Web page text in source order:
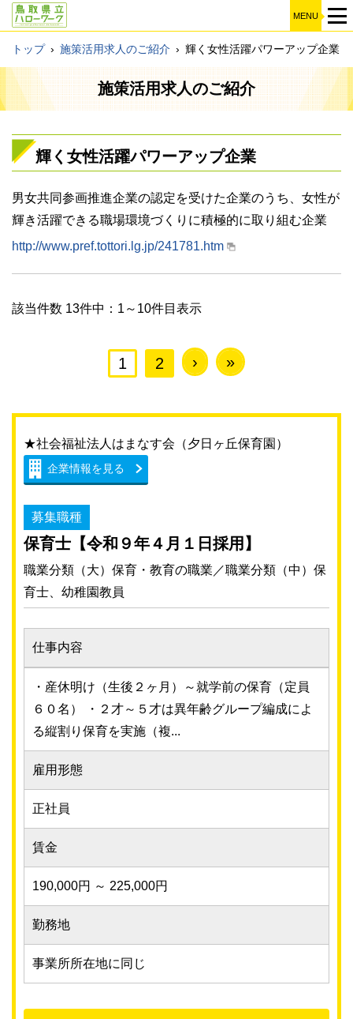
MENU
トップ › 施策活用求人のご紹介 › 輝く女性活躍パワーアップ企業
施策活用求人のご紹介
輝く女性活躍パワーアップ企業
男女共同参画推進企業の認定を受けた企業のうち、女性が
輝き活躍できる職場環境づくりに積極的に取り組む企業
http://www.pref.tottori.lg.jp/241781.htm
該当件数 13件中：1～10件目表示
1 2 › »
企業情報を見る
★社会福祉法人はまなす会（夕日ヶ丘保育園）
募集職種
保育士【令和９年４月１日採用】
職業分類（大）保育・教育の職業／職業分類（中）保
育士、幼稚園教員
仕事内容
・産休明け（生後２ヶ月）～就学前の保育（定員
６０名） ・２才～５才は異年齢グループ編成によ
る縦割り保育を実施（複...
雇用形態
正社員
賃金
190,000円 ～ 225,000円
勤務地
事業所所在地に同じ